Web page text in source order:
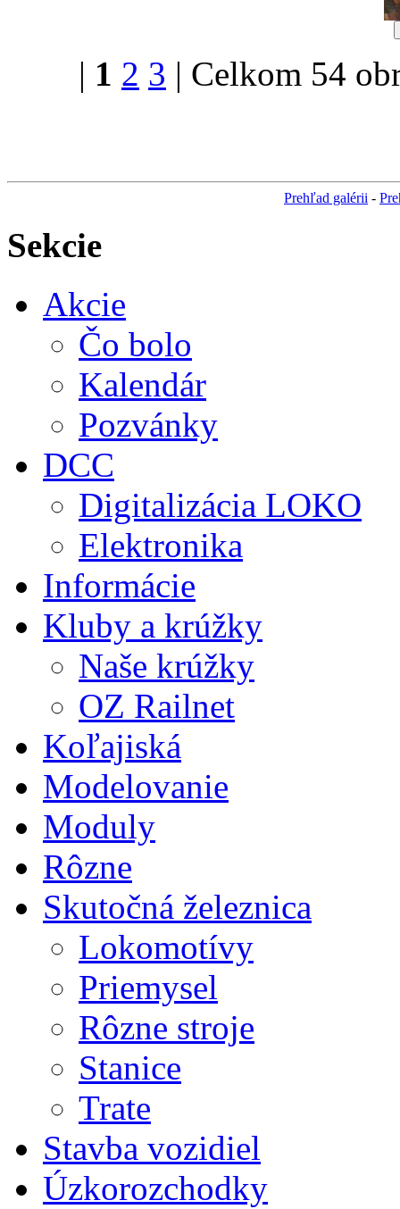
| 1 2 3 | Celkom 54
Prehľad galérii -
Sekcie
Akcie
Čo bolo
Kalendár
Pozvánky
DCC
Digitalizácia LOKO
Elektronika
Informácie
Kluby a krúžky
Naše krúžky
OZ Railnet
Koľajiská
Modelovanie
Moduly
Rôzne
Skutočná železnica
Lokomotívy
Priemysel
Rôzne stroje
Stanice
Trate
Stavba vozidiel
Úzkorozchodky